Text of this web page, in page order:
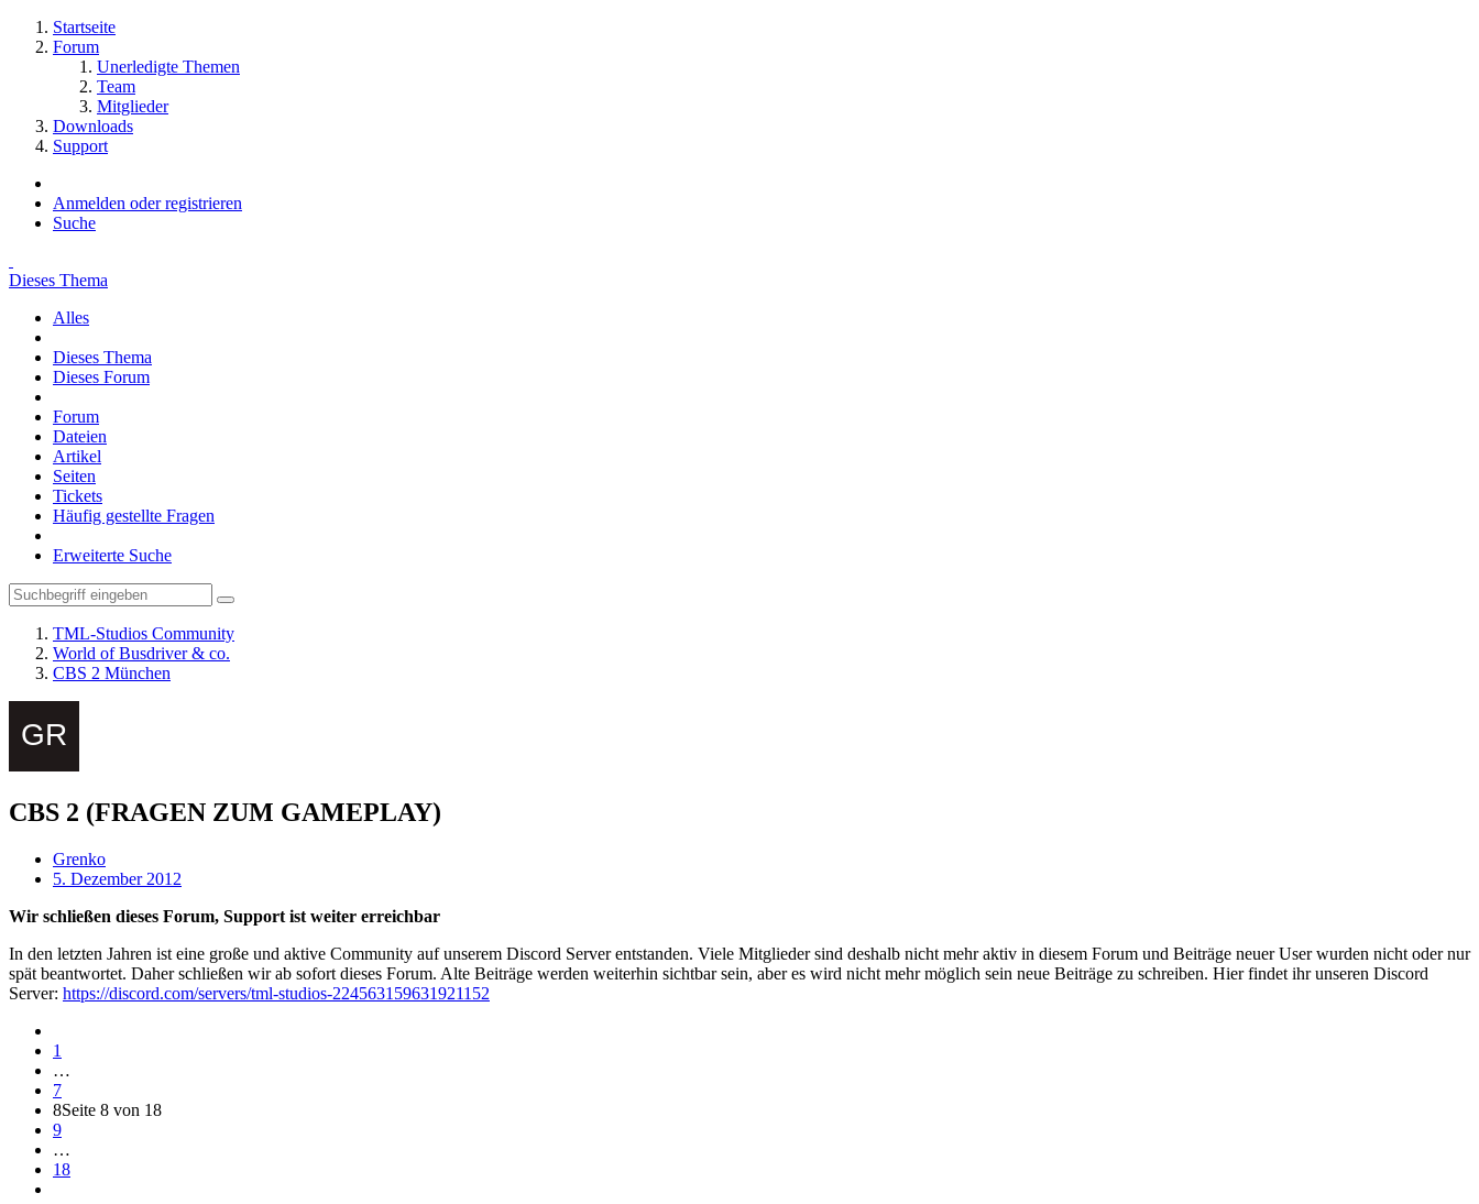
Startseite
Forum
Unerledigte Themen
Team
Mitglieder
Downloads
Support
Anmelden oder registrieren
Suche
Dieses Thema
Alles
Dieses Thema
Dieses Forum
Forum
Dateien
Artikel
Seiten
Tickets
Häufig gestellte Fragen
Erweiterte Suche
TML-Studios Community
World of Busdriver & co.
CBS 2 München
CBS 2 (FRAGEN ZUM GAMEPLAY)
Grenko
5. Dezember 2012
Wir schließen dieses Forum, Support ist weiter erreichbar
In den letzten Jahren ist eine große und aktive Community auf unserem Discord Server entstanden. Viele Mitglieder sind deshalb nicht mehr aktiv in diesem Forum und Beiträge neuer User wurden nicht oder nur
spät beantwortet. Daher schließen wir ab sofort dieses Forum. Alte Beiträge werden weiterhin sichtbar sein, aber es wird nicht mehr möglich sein neue Beiträge zu schreiben. Hier findet ihr unseren Discord
Server: https://discord.com/servers/tml-studios-224563159631921152
1
…
7
8Seite 8 von 18
9
…
18